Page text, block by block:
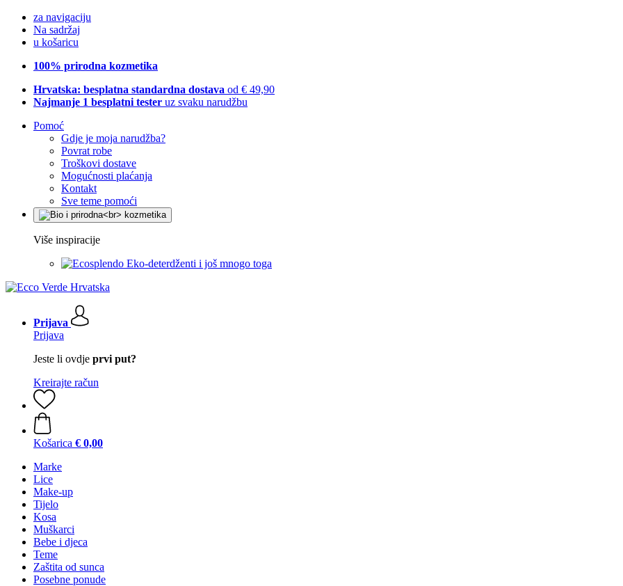
za navigaciju
Na sadržaj
u košaricu
100% prirodna kozmetika
Hrvatska: besplatna standardna dostava od € 49,90
Najmanje 1 besplatni tester uz svaku narudžbu
Pomoć
Gdje je moja narudžba?
Povrat robe
Troškovi dostave
Mogućnosti plaćanja
Kontakt
Sve teme pomoći
Više inspiracije
Eko-deterdženti i još mnogo toga
Prijava
Prijava
Jeste li ovdje prvi put?
Kreirajte račun
Košarica € 0,00
Marke
Lice
Make-up
Tijelo
Kosa
Muškarci
Bebe i djeca
Teme
Zaštita od sunca
Posebne ponude